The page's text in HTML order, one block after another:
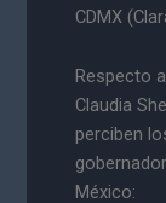
CDMX
Respecto
Claudia
perciben
México: